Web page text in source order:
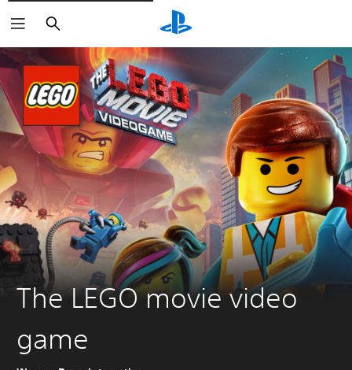
Buscar
The LEGO movie video
game